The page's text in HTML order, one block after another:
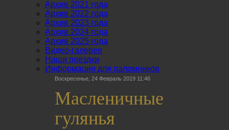
Архив 2021 года
Архив 2022 года
Архив 2023 года
Архив 2024 года
Архив 2025 года
Видео-галерея
Наши поездки
Информация для паломников
Воскресенье, 24 Февраль 2019 11:46
Масленичные
гулянья